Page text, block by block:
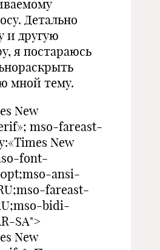
Детально
и другую
я постараюсь
мной тему.
New
mso-fareast-
New
font-
ansi-
fareast-
bidi-
SA">
New